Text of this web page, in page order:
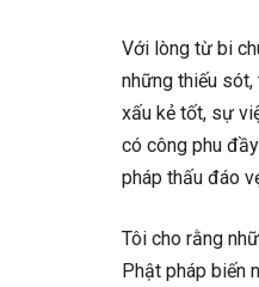
Với lòng từ bi
những thiếu
xấu kẻ tốt, sự
có công phu
pháp thấu đáo
Tôi cho rằng
Phật pháp biến